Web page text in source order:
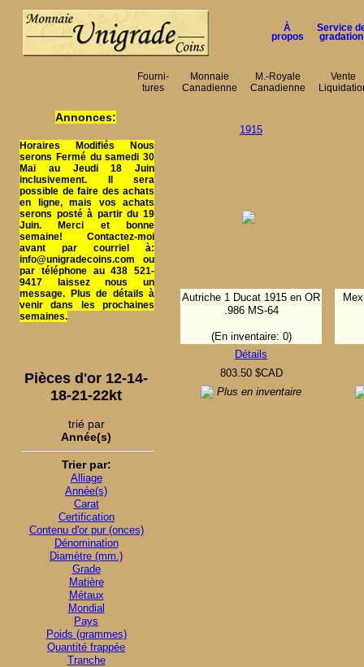
À
propos
Service
gradation
Fourni-
tures
Monnaie
Canadienne
M.-Royale
Canadienne
Vente
Annonces:
Horaires Modifiés Nous
serons Fermé du samedi 30
Mai au Jeudi 18 Juin
inclusivement. Il sera
possible de faire des achats
en ligne, mais vos achats
serons posté à partir du 19
Juin. Merci et bonne
semaine! Contactez-moi
avant par courriel à:
info@unigradecoins.com ou
par téléphone au 438 521-
9417 laissez nous un
message. Plus de détails à
venir dans les prochaines
semaines.
Pièces d'or 12-14-
18-21-22kt
trié par
Année(s)
Trier par:
Alliage
Année(s)
Carat
Certification
Contenu d'or pur (onces)
Dénomination
Diamètre (mm.)
Grade
Matière
Métaux
Mondial
Pays
Poids (grammes)
Quantité frappée
Tranche
1915
Autriche 1 Ducat 1915 en OR
.986 MS-64
(En inventaire: 0)
Détails
803.50 $CAD
Plus en inventaire